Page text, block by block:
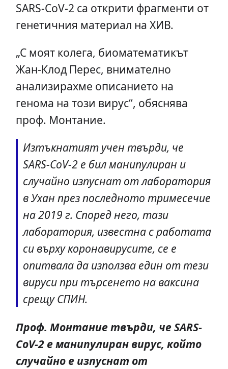
SARS-CoV-2 са открити фрагменти от
генетичния материал на ХИВ.
„С моят колега, биоматематикът
Жан-Клод Перес, внимателно
анализирахме описанието на
генома на този вирус“, обяснява
проф. Монтание.
Изтъкнатият учен твърди, че
SARS-CoV-2 е бил манипулиран и
случайно изпуснат от лаборатория
в Ухан през последното тримесечие
на 2019 г. Според него, тази
лаборатория, известна с работата
си върху коронавирусите, се е
опитвала да използва един от тези
вируси при търсенето на ваксина
срещу СПИН.
Проф. Монтание твърди, че SARS-
CoV-2 е манипулиран вирус, който
случайно е изпуснат от